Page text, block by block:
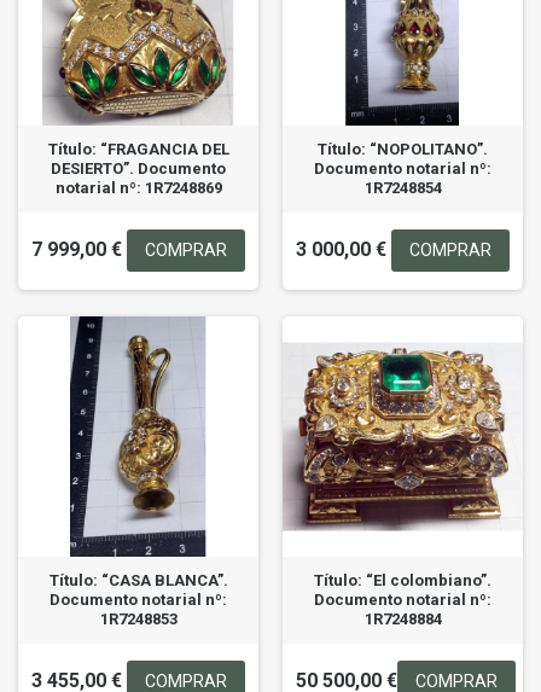
Título: “FRAGANCIA DEL
DESIERTO”. Documento
notarial nº: 1R7248869
7 999,00 € COMPRAR
Título: “NOPOLITANO”.
Documento notarial nº:
1R7248854
3 000,00 € COMPRAR
Título: “CASA BLANCA”.
Documento notarial nº:
1R7248853
3 455,00 € COMPRAR
Título: “El colombiano”.
Documento notarial nº:
1R7248884
50 500,00 € COMPRAR